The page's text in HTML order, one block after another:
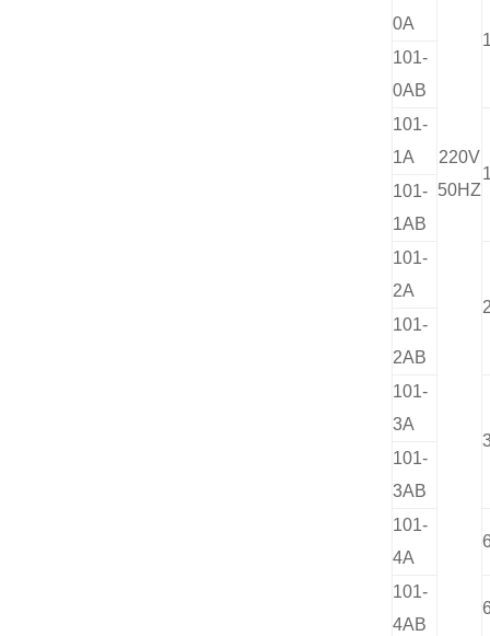
220V
50HZ
0A
101-
0AB
101-
1A
101-
1AB
101-
2A
101-
2AB
101-
3A
101-
3AB
101-
4A
101-
4AB